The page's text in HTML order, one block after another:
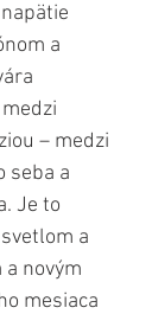
a
– medzi
seba a
Je to
a
novým
mesiaca